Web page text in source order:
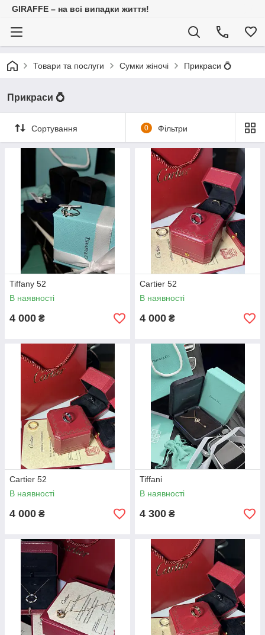
GIRAFFE – на всі випадки життя!
Товари та послуги Сумки жіночі Прикраси 💍
Прикраси 💍
Сортування 0 Фільтри
Tiffany 52
В наявності
4 000 ₴
Cartier 52
В наявності
4 000 ₴
Cartier 52
В наявності
4 000 ₴
Tiffani
В наявності
4 300 ₴